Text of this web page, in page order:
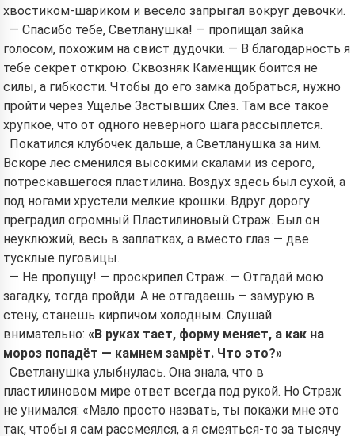
хвостиком-шариком и весело запрыгал вокруг девочки.
— Спасибо тебе, Светланушка! — пропищал зайка
голосом, похожим на свист дудочки. — В благодарность я
тебе секрет открою. Сквозняк Каменщик боится не
силы, а гибкости. Чтобы до его замка добраться, нужно
пройти через Ущелье Застывших Слёз. Там всё такое
хрупкое, что от одного неверного шага рассыплется.
Покатился клубочек дальше, а Светланушка за ним.
Вскоре лес сменился высокими скалами из серого,
потрескавшегося пластилина. Воздух здесь был сухой, а
под ногами хрустели мелкие крошки. Вдруг дорогу
преградил огромный Пластилиновый Страж. Был он
неуклюжий, весь в заплатках, а вместо глаз — две
тусклые пуговицы.
— Не пропущу! — проскрипел Страж. — Отгадай мою
загадку, тогда пройди. А не отгадаешь — замурую в
стену, станешь кирпичом холодным. Слушай
внимательно: «В руках тает, форму меняет, а как на
мороз попадёт — камнем замрёт. Что это?»
Светланушка улыбнулась. Она знала, что в
пластилиновом мире ответ всегда под рукой. Но Страж
не унимался: «Мало просто назвать, ты покажи мне это
так, чтобы я сам рассмеялся, а я смеяться-то за тысячу